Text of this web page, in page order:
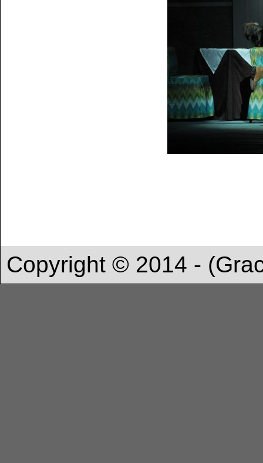
Copyright © 2014 -